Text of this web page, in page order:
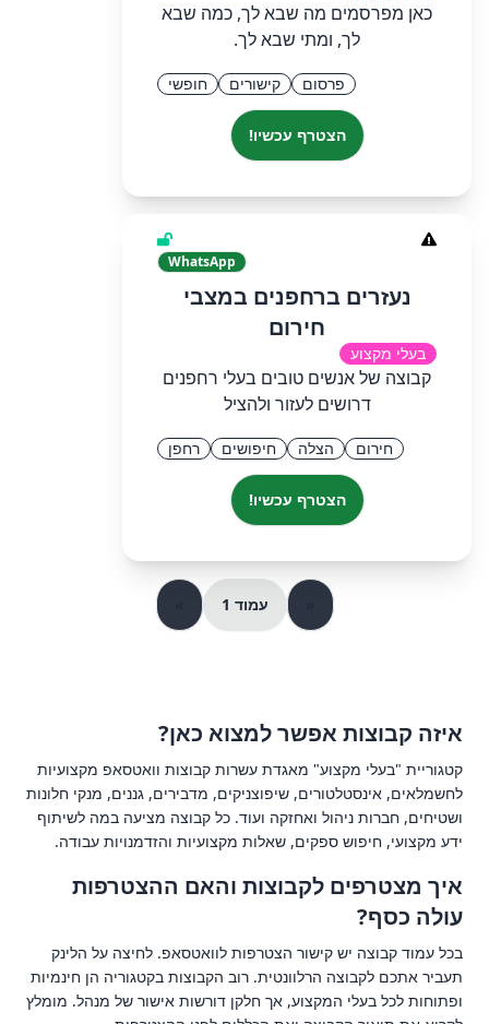
כאן מפרסמים מה שבא לך, כמה שבא
לך, ומתי שבא לך.
פרסום קישורים חופשי
הצטרף עכשיו!
WhatsApp
נעזרים ברחפנים במצבי
חירום
בעלי מקצוע
קבוצה של אנשים טובים בעלי רחפנים
דרושים לעזור ולהציל
חירום הצלה חיפושים רחפן
הצטרף עכשיו!
עמוד 1
איזה קבוצות אפשר למצוא כאן?
קטגוריית "בעלי מקצוע" מאגדת עשרות קבוצות וואטסאפ מקצועיות
לחשמלאים, אינסטלטורים, שיפוצניקים, מדבירים, גננים, מנקי חלונות
ושטיחים, חברות ניהול ואחזקה ועוד. כל קבוצה מציעה במה לשיתוף
ידע מקצועי, חיפוש ספקים, שאלות מקצועיות והזדמנויות עבודה.
איך מצטרפים לקבוצות והאם ההצטרפות
עולה כסף?
בכל עמוד קבוצה יש קישור הצטרפות לוואטסאפ. לחיצה על הלינק
תעביר אתכם לקבוצה הרלוונטית. רוב הקבוצות בקטגוריה הן חינמיות
ופתוחות לכל בעלי המקצוע, אך חלקן דורשות אישור של מנהל. מומלץ